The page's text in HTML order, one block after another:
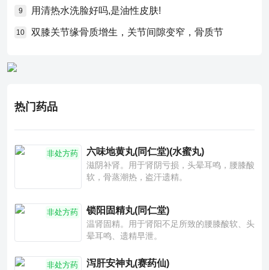
9 用清热水洗脸好吗,是油性皮肤!
10 双膝关节缘骨质增生，关节间隙变窄，骨质节
热门药品
非处方药 六味地黄丸(同仁堂)(水蜜丸)
滋阴补肾。用于肾阴亏损，头晕耳鸣，腰膝酸
软，骨蒸潮热，盗汗遗精。
非处方药 锁阳固精丸(同仁堂)
温肾固精。用于肾阳不足所致的腰膝酸软、头
晕耳鸣、遗精早泄。
非处方药 泻肝安神丸(赛药仙)